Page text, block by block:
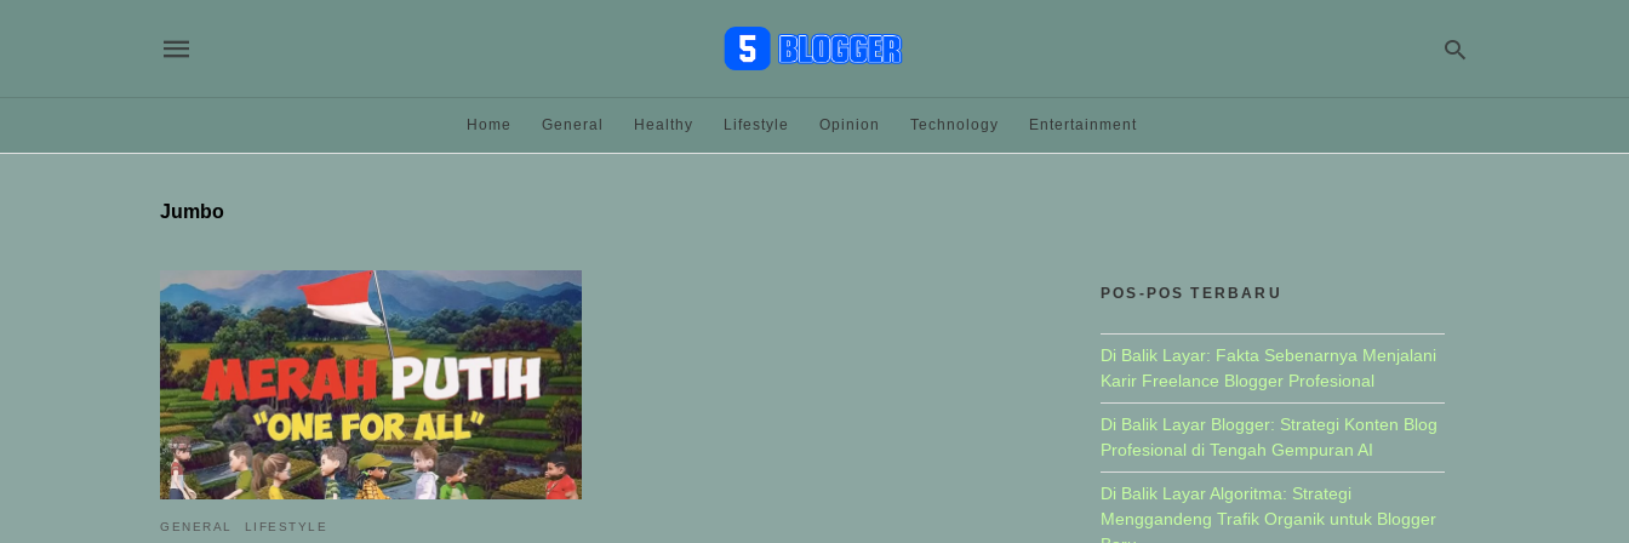
Home General Healthy Lifestyle Opinion Technology Entertainment
Jumbo
GENERAL LIFESTYLE
POS-POS TERBARU
Di Balik Layar: Fakta Sebenarnya Menjalani
Karir Freelance Blogger Profesional
Di Balik Layar Blogger: Strategi Konten Blog
Profesional di Tengah Gempuran AI
Di Balik Layar Algoritma: Strategi
Menggandeng Trafik Organik untuk Blogger